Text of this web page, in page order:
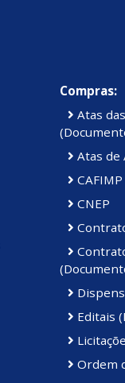
Compras:
Atas
Atas de
CNEP
Editais
Ordem